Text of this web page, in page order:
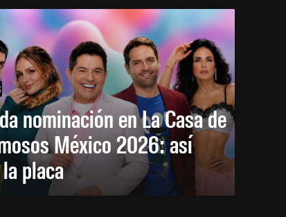
nominación en La Casa de
México 2026: así
placa